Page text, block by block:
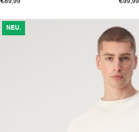
€89,99 €99,99
NEU.